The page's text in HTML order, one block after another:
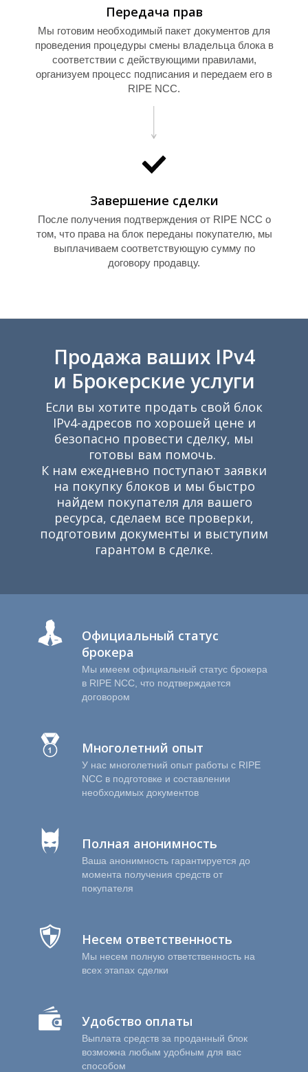
Т
К
Р
Передача прав
Мы готовим необходимый пакет документов для
проведения процедуры смены владельца блока в
соответствии с действующими правилами,
организуем процесс подписания и передаем его в
RIPE NCC.
Завершение сделки
После получения подтверждения от RIPE NCC о
том, что права на блок переданы покупателю, мы
выплачиваем соответствующую сумму по
договору продавцу.
Продажа ваших IPv4
и Брокерские услуги
Если вы хотите продать свой блок
IPv4-адресов по хорошей цене и
безопасно провести сделку, мы
готовы вам помочь.
К нам ежедневно поступают заявки
на покупку блоков и мы быстро
найдем покупателя для вашего
ресурса, сделаем все проверки,
подготовим документы и выступим
гарантом в сделке.
Официальный статус
брокера
Мы имеем официальный статус брокера
в RIPE NCC, что подтверждается
договором
Многолетний опыт
У нас многолетний опыт работы с RIPE
NCC в подготовке и составлении
необходимых документов
Полная анонимность
Ваша анонимность гарантируется до
момента получения средств от
покупателя
Несем ответственность
Мы несем полную ответственность на
всех этапах сделки
Удобство оплаты
Выплата средств за проданный блок
возможна любым удобным для вас
способом